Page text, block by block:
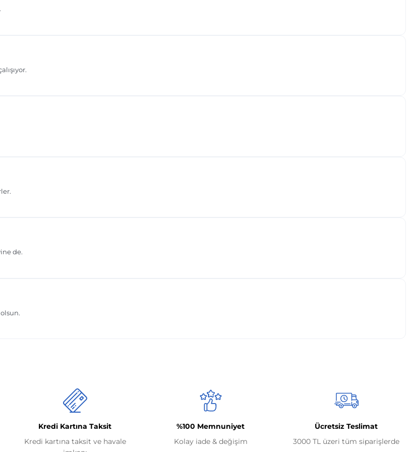
Kredi Kartına Taksit
Kredi kartına taksit ve havale
%100 Memnuniyet
Kolay iade & değişim
Ücretsiz Teslimat
3000 TL üzeri tüm siparişlerde